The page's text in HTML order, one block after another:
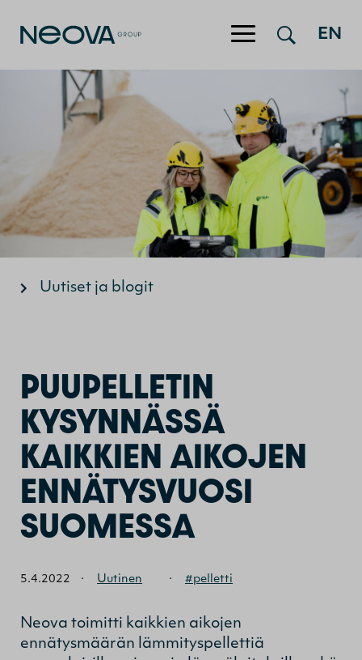
Hyppää sisältöön EN
Uutiset ja blogit
PUUPELLETIN
KYSYNNÄSSÄ
KAIKKIEN AIKOJEN
ENNÄTYSVUOSI
SUOMESSA
5.4.2022 · Uutinen · #pelletti
Neova toimitti kaikkien aikojen
ennätysmäärän lämmityspellettiä